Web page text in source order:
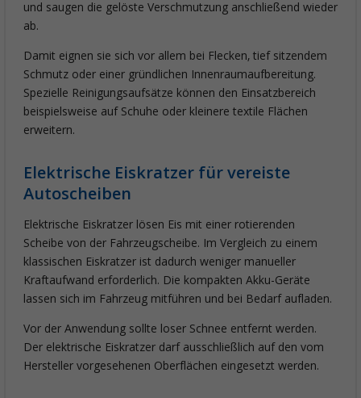
und saugen die gelöste Verschmutzung anschließend wieder
ab.
Damit eignen sie sich vor allem bei Flecken, tief sitzendem
Schmutz oder einer gründlichen Innenraumaufbereitung.
Spezielle Reinigungsaufsätze können den Einsatzbereich
beispielsweise auf Schuhe oder kleinere textile Flächen
erweitern.
Elektrische Eiskratzer für vereiste
Autoscheiben
Elektrische Eiskratzer lösen Eis mit einer rotierenden
Scheibe von der Fahrzeugscheibe. Im Vergleich zu einem
klassischen Eiskratzer ist dadurch weniger manueller
Kraftaufwand erforderlich. Die kompakten Akku-Geräte
lassen sich im Fahrzeug mitführen und bei Bedarf aufladen.
Vor der Anwendung sollte loser Schnee entfernt werden.
Der elektrische Eiskratzer darf ausschließlich auf den vom
Hersteller vorgesehenen Oberflächen eingesetzt werden.